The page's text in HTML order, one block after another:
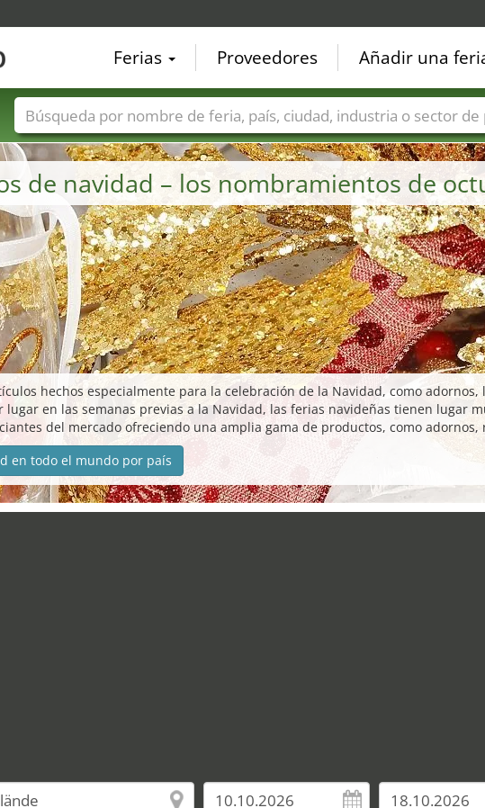
de navidad – los nombramientos de
hechos especialmente para la celebración de la Navidad, como
en las semanas previas a la Navidad, las ferias navideñas tienen lugar
del mercado ofreciendo una amplia gama de productos, como adornos,
en todo el mundo por país
Ferias Proveedores Añadir una
Nombres de ferias Países Ciudades Sectores de ferias